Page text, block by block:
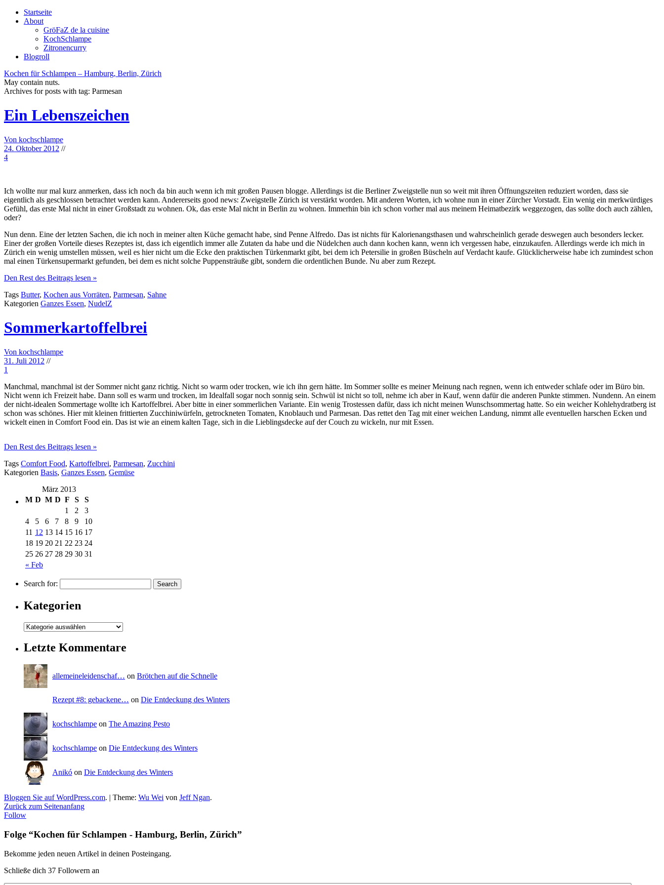
Startseite
About
GröFaZ de la cuisine
KochSchlampe
Zitronencurry
Blogroll
Kochen für Schlampen – Hamburg, Berlin, Zürich
May contain nuts.
Archives for posts with tag: Parmesan
Ein Lebenszeichen
Von kochschlampe
24. Oktober 2012 //
4
Ich wollte nur mal kurz anmerken, dass ich noch da bin auch wenn ich mit großen Pausen blogge. Allerdings ist die Berliner Zweigstelle nun so weit mit ihren Öffnungszeiten reduziert worden, dass sie
eigentlich als geschlossen betrachtet werden kann. Andererseits good news: Zweigstelle Zürich ist verstärkt worden. Mit anderen Worten, ich wohne nun in einer Zürcher Vorstadt. Ein wenig ein merkwürdiges
Gefühl, das erste Mal nicht in einer Großstadt zu wohnen. Ok, das erste Mal nicht in Berlin zu wohnen. Immerhin bin ich schon vorher mal aus meinem Heimatbezirk weggezogen, das sollte doch auch zählen,
oder?
Nun denn. Eine der letzten Sachen, die ich noch in meiner alten Küche gemacht habe, sind Penne Alfredo. Das ist nichts für Kalorienangsthasen und wahrscheinlich gerade deswegen auch besonders lecker.
Einer der großen Vorteile dieses Rezeptes ist, dass ich eigentlich immer alle Zutaten da habe und die Nüdelchen auch dann kochen kann, wenn ich vergessen habe, einzukaufen. Allerdings werde ich mich in
Zürich ein wenig umstellen müssen, weil es hier nicht um die Ecke den praktischen Türkenmarkt gibt, bei dem ich Petersilie in großen Büscheln auf Verdacht kaufe. Glücklicherweise habe ich zumindest schon
mal einen Türkensupermarkt gefunden, bei dem es nicht solche Puppensträuße gibt, sondern die ordentlichen Bunde. Nu aber zum Rezept.
Den Rest des Beitrags lesen »
Tags Butter, Kochen aus Vorräten, Parmesan, Sahne
Kategorien Ganzes Essen, NudelZ
Sommerkartoffelbrei
Von kochschlampe
31. Juli 2012 //
1
Manchmal, manchmal ist der Sommer nicht ganz richtig. Nicht so warm oder trocken, wie ich ihn gern hätte. Im Sommer sollte es meiner Meinung nach regnen, wenn ich entweder schlafe oder im Büro bin.
Nicht wenn ich Freizeit habe. Dann soll es warm und trocken, im Idealfall sogar noch sonnig sein. Schwül ist nicht so toll, nehme ich aber in Kauf, wenn dafür die anderen Punkte stimmen. Nundenn. An einem
der nicht-idealen Sommertage wollte ich Kartoffelbrei. Aber bitte in einer sommerlichen Variante. Ein wenig Trostessen dafür, dass ich nicht meinen Wunschsommertag hatte. So ein weicher Kohlehydratberg ist
schon was schönes. Hier mit kleinen frittierten Zucchiniwürfeln, getrockneten Tomaten, Knoblauch und Parmesan. Das rettet den Tag mit einer weichen Landung, nimmt alle eventuellen harschen Ecken und
wickelt einen in Comfort Food ein. Das ist wie an einem kalten Tage, sich in die Lieblingsdecke auf der Couch zu wickeln, nur mit Essen.
Den Rest des Beitrags lesen »
Tags Comfort Food, Kartoffelbrei, Parmesan, Zucchini
Kategorien Basis, Ganzes Essen, Gemüse
März 2013
M D M D F S S
« Feb
1 2
3
4
5 6 7 8 9
10
11 12 13 14 15 16 17
18 19 20 21 22 23 24
25 26 27 28 29 30 31
Search for:
Kategorien
Letzte Kommentare
allemeineleidenschaf… on Brötchen auf die Schnelle
Rezept #8: gebackene… on Die Entdeckung des Winters
kochschlampe on The Amazing Pesto
kochschlampe on Die Entdeckung des Winters
Anikó on Die Entdeckung des Winters
Bloggen Sie auf WordPress.com. | Theme: Wu Wei von Jeff Ngan.
Zurück zum Seitenanfang
Follow
Folge “Kochen für Schlampen - Hamburg, Berlin, Zürich”
Bekomme jeden neuen Artikel in deinen Posteingang.
Schließe dich 37 Followern an